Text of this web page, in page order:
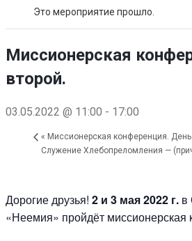
Это мероприятие прошло.
Миссионерская
второй.
03.05.2022 @ 11:00 - 17:00
« Миссионерская конференция.
Служение Хлебопреломления —
Дорогие друзья! 2 и 3 мая 2022 г. в
«Неемия» пройдёт миссионерская